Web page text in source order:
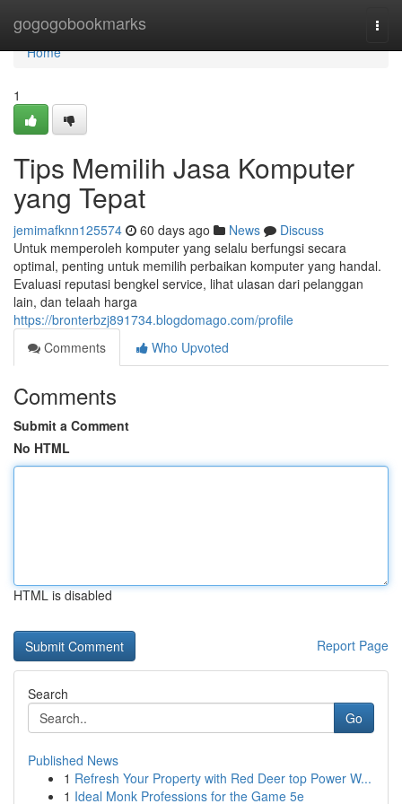
gogogobookmarks
Home
Home
1
Tips Memilih Jasa Komputer
yang Tepat
jemimafknn125574 60 days ago News
Discuss
Untuk memperoleh komputer yang selalu berfungsi secara
optimal, penting untuk memilih perbaikan komputer yang handal.
Evaluasi reputasi bengkel service, lihat ulasan dari pelanggan
lain, dan telaah harga
https://bronterbzj891734.blogdomago.com/profile
Comments
Who Upvoted
Comments
Submit a Comment
No HTML
HTML is disabled
Report Page
Search
Go
Published News
1 Refresh Your Property with Red Deer top Power W...
1 Ideal Monk Professions for the Game 5e